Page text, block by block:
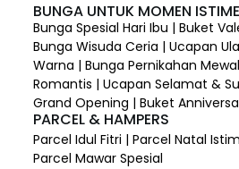
BUNGA UNTUK MOMEN
Bunga Spesial Hari Ibu | Buket
Bunga Wisuda Ceria | Ucapan
Warna | Bunga Pernikahan
Romantis | Ucapan Selamat &
Grand Opening | Buket
PARCEL & HAMPERS
Parcel Idul Fitri | Parcel Natal
Parcel Mawar Spesial